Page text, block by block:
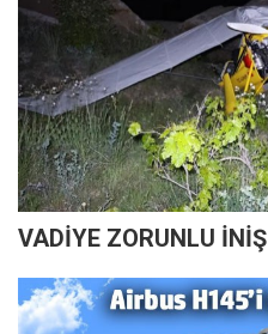
VADİYE ZORUNLU İNİŞ